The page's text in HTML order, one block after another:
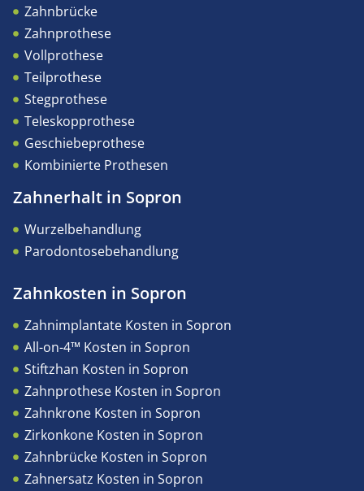
Zahnbrücke
Zahnprothese
Vollprothese
Teilprothese
Stegprothese
Teleskopprothese
Geschiebeprothese
Kombinierte Prothesen
Zahnerhalt in Sopron
Wurzelbehandlung
Parodontosebehandlung
Zahnkosten in Sopron
Zahnimplantate Kosten in Sopron
All-on-4™ Kosten in Sopron
Stiftzhan Kosten in Sopron
Zahnprothese Kosten in Sopron
Zahnkrone Kosten in Sopron
Zirkonkone Kosten in Sopron
Zahnbrücke Kosten in Sopron
Zahnersatz Kosten in Sopron